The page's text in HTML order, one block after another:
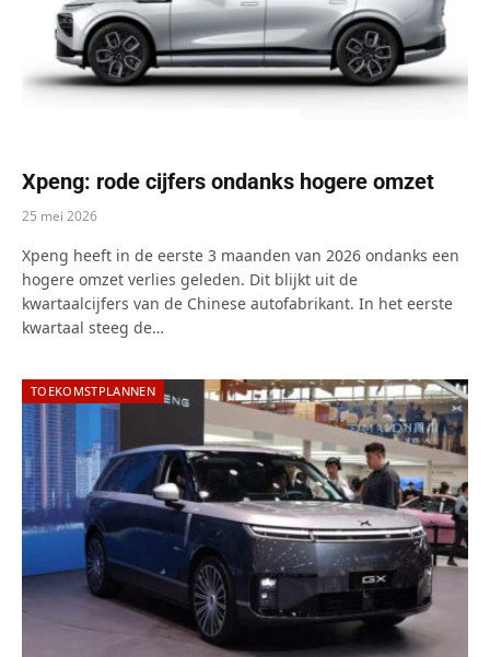
Xpeng: rode cijfers ondanks hogere omzet
25 mei 2026
Xpeng heeft in de eerste 3 maanden van 2026 ondanks een
hogere omzet verlies geleden. Dit blijkt uit de
kwartaalcijfers van de Chinese autofabrikant. In het eerste
kwartaal steeg de…
TOEKOMSTPLANNEN